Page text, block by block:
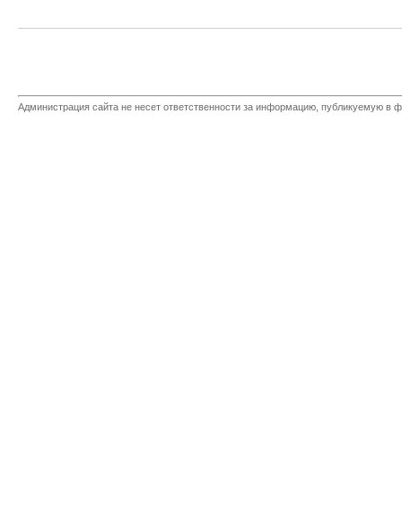
Администрация сайта не несет ответственности за информацию, публикуемую